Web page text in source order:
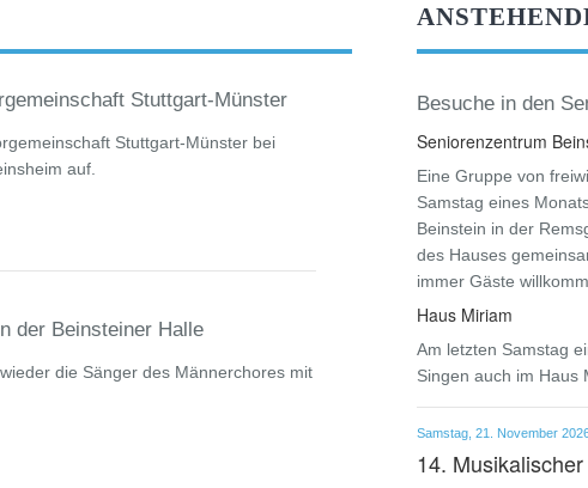
Stuttgart-Münster
Stuttgart-Münster bei
auf.
der Beinsteiner Halle
die Sänger des Männerchores mit
Besuche in den
Seniorenzentrum
Eine Gruppe von
Samstag eines
Beinstein in der
des Hauses
immer Gäste
Haus Miriam
Am letzten Samstag
Singen auch im Haus
Samstag, 21. November
14.